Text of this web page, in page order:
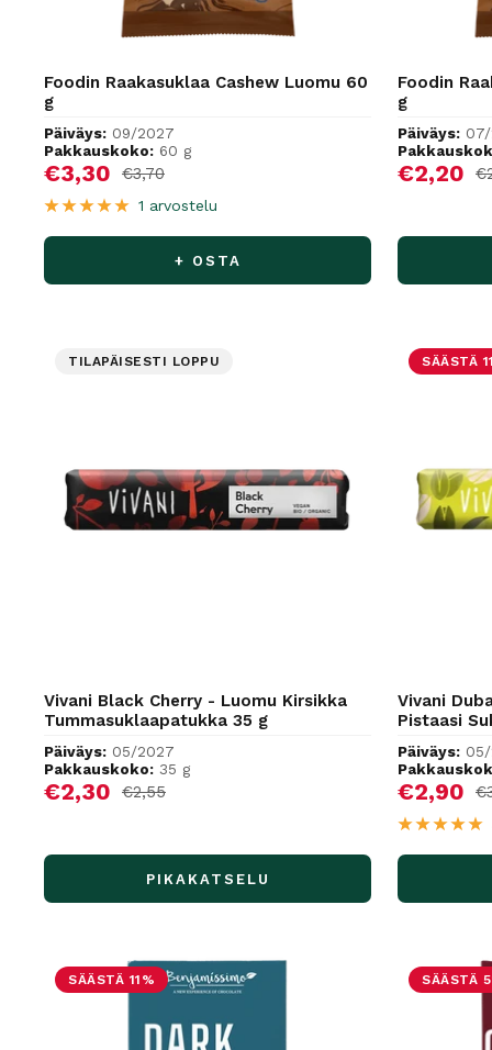
Foodin Raakasuklaa Cashew Luomu 60
g
Päiväys: 09/2027
Pakkauskoko: 60 g
Alennushinta
€3,30 Normaalihinta
€3,70
1 arvostelu
+ OSTA
Foodin
g
Päiväys:
€2,20
TILAPÄISESTI LOPPU
Vivani Black Cherry - Luomu Kirsikka
Tummasuklaapatukka 35 g
Päiväys: 05/2027
Pakkauskoko: 35 g
Alennushinta
€2,30 Normaalihinta
€2,55
PIKAKATSELU
SÄÄSTÄ
Vivani
Pistaasi
Päiväys:
€2,90
SÄÄSTÄ 11% SÄÄSTÄ